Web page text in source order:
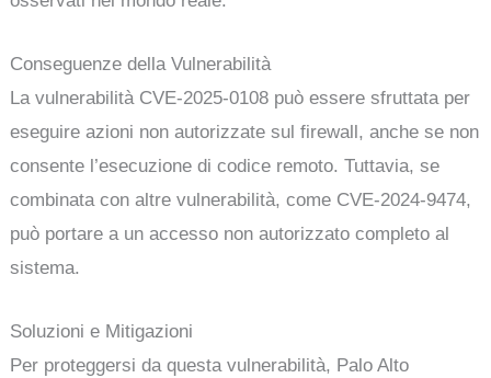
Conseguenze della Vulnerabilità
La vulnerabilità CVE-2025-0108 può essere sfruttata per
eseguire azioni non autorizzate sul firewall, anche se non
consente l’esecuzione di codice remoto. Tuttavia, se
combinata con altre vulnerabilità, come CVE-2024-9474,
può portare a un accesso non autorizzato completo al
sistema.
Soluzioni e Mitigazioni
Per proteggersi da questa vulnerabilità, Palo Alto